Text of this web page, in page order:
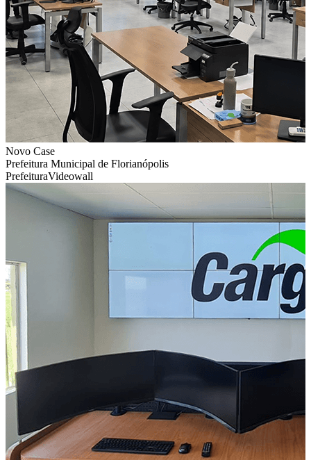
Novo Case
Prefeitura Municipal de Florianópolis
PrefeituraVideowall